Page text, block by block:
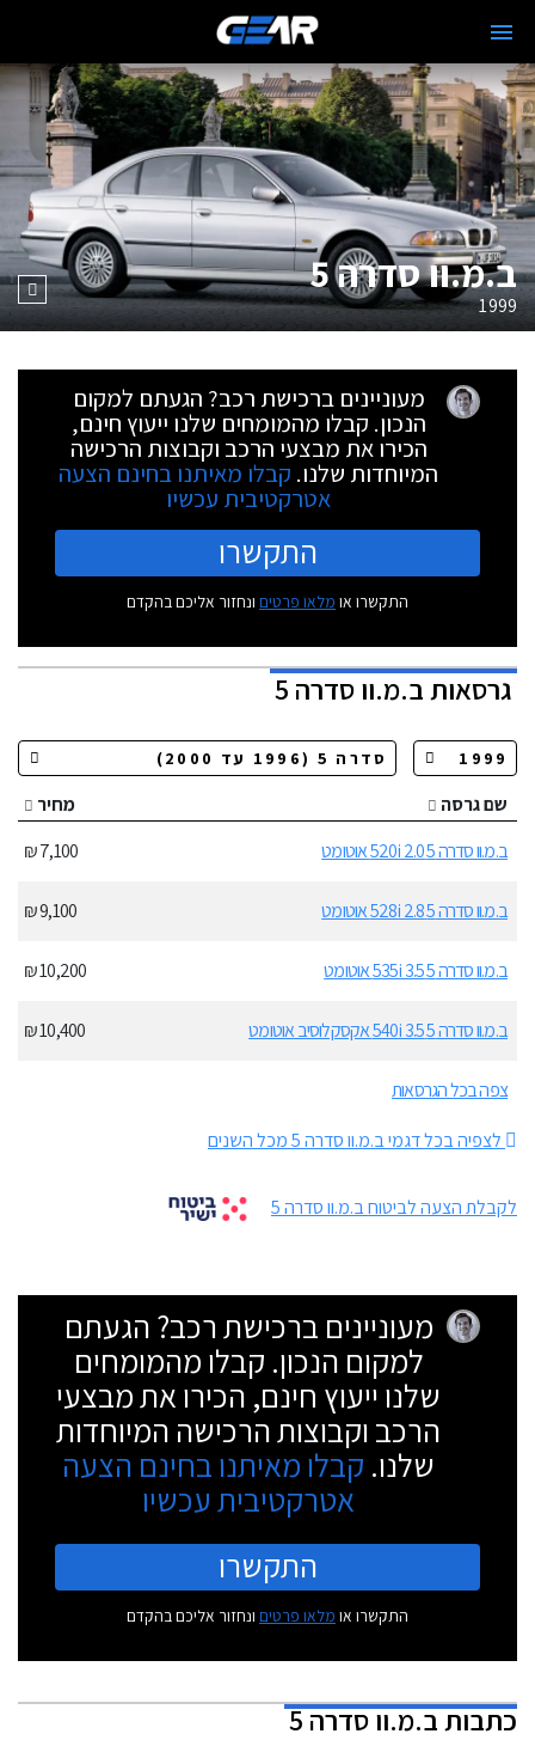
ב.מ.וו סדרה 5
1999
מעוניינים ברכישת רכב? הגעתם למקום
הנכון. קבלו מהמומחים שלנו ייעוץ חינם,
הכירו את מבצעי הרכב וקבוצות הרכישה
המיוחדות שלנו. קבלו מאיתנו בחינם הצעה
אטרקטיבית עכשיו
התקשרו
התקשרו או מלאו פרטים ונחזור אליכם בהקדם
גרסאותב.מ.וו סדרה 5
שם גרסה
מחיר
ב.מ.וו סדרה 5 520i 2.0 אוטומט
7,100 ₪
ב.מ.וו סדרה 5 528i 2.8 אוטומט 9,100 ₪
ב.מ.וו סדרה 5 535i 3.5 אוטומט 10,200 ₪
ב.מ.וו סדרה 5 540i 3.5 אקסקלוסיב אוטומט 10,400 ₪
צפה בכל הגרסאות
לצפיה בכל דגמי ב.מ.וו סדרה 5 מכל השנים
לקבלת הצעה לביטוח ב.מ.וו סדרה 5
מעוניינים ברכישת רכב? הגעתם
למקום הנכון. קבלו מהמומחים
שלנו ייעוץ חינם, הכירו את מבצעי
הרכב וקבוצות הרכישה המיוחדות
שלנו. קבלו מאיתנו בחינם הצעה
אטרקטיבית עכשיו
התקשרו
התקשרו או מלאו פרטים ונחזור אליכם בהקדם
כתבותב.מ.וו סדרה 5